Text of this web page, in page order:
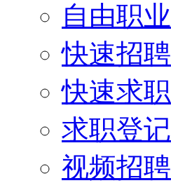
自由职业
快速招聘
快速求职
求职登记
视频招聘